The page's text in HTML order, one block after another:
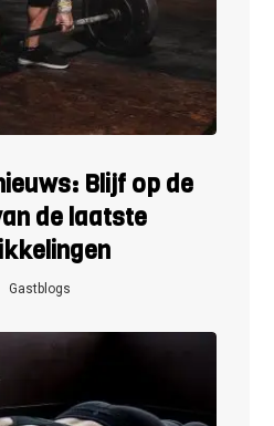
Blijf op de
de laatste
Gastblogs